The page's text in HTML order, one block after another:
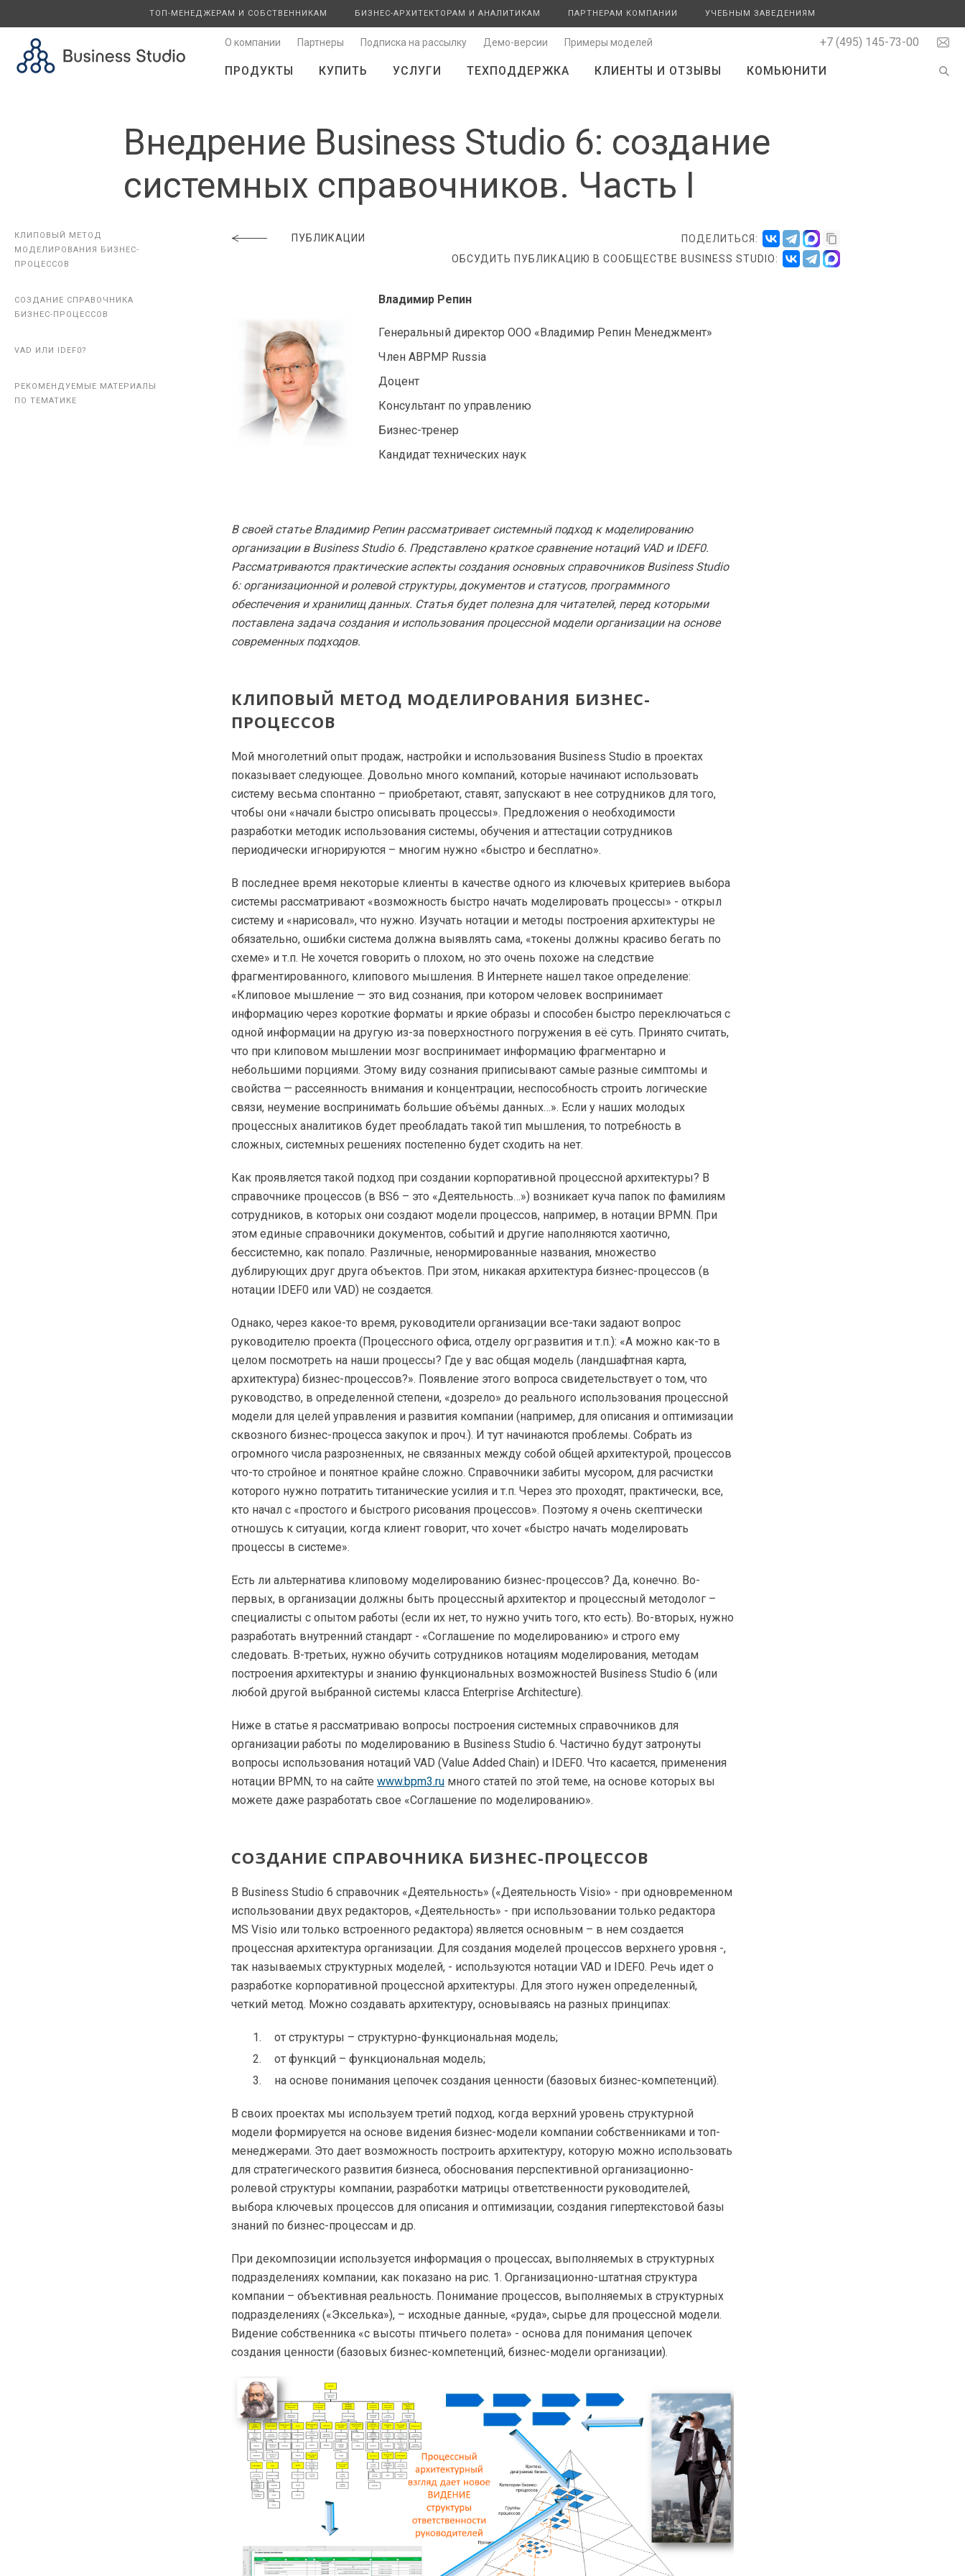
ТОП-МЕНЕДЖЕРАМ И СОБСТВЕННИКАМ БИЗНЕС-АРХИТЕКТОРАМ И АНАЛИТИКАМ ПАРТНЕРАМ КОМПАНИИ УЧЕБНЫМ ЗАВЕДЕНИЯМ
+7 (495) 145-73-00
О компании Партнеры Подписка на рассылку Демо-версии Примеры моделей
ПРОДУКТЫ КУПИТЬ УСЛУГИ ТЕХПОДДЕРЖКА КЛИЕНТЫ И ОТЗЫВЫ КОМЬЮНИТИ
Внедрение Business Studio 6: создание
системных справочников. Часть I
КЛИПОВЫЙ МЕТОД
МОДЕЛИРОВАНИЯ БИЗНЕС-
ПРОЦЕССОВ
СОЗДАНИЕ СПРАВОЧНИКА
БИЗНЕС-ПРОЦЕССОВ
VAD ИЛИ IDEF0?
РЕКОМЕНДУЕМЫЕ МАТЕРИАЛЫ
ПО ТЕМАТИКЕ
КЛИПОВЫЙ МЕТОД
МОДЕЛИРОВАНИЯ БИЗНЕС-
ПРОЦЕССОВ
СОЗДАНИЕ СПРАВОЧНИКА
БИЗНЕС-ПРОЦЕССОВ
VAD ИЛИ IDEF0?
РЕКОМЕНДУЕМЫЕ МАТЕРИАЛЫ
ПО ТЕМАТИКЕ
ПУБЛИКАЦИИ
ПОДЕЛИТЬСЯ:
ОБСУДИТЬ ПУБЛИКАЦИЮ В СООБЩЕСТВЕ BUSINESS STUDIO:
Владимир Репин
Генеральный директор ООО «Владимир Репин Менеджмент»
Член ABPMP Russia
Доцент
Консультант по управлению
Бизнес-тренер
Кандидат технических наук
В своей статье Владимир Репин рассматривает системный подход к моделированию
организации в Business Studio 6. Представлено краткое сравнение нотаций VAD и IDEF0.
Рассматриваются практические аспекты создания основных справочников Business Studio
6: организационной и ролевой структуры, документов и статусов, программного
обеспечения и хранилищ данных. Статья будет полезна для читателей, перед которыми
поставлена задача создания и использования процессной модели организации на основе
современных подходов.
КЛИПОВЫЙ МЕТОД МОДЕЛИРОВАНИЯ БИЗНЕС-
ПРОЦЕССОВ
Мой многолетний опыт продаж, настройки и использования Business Studio в проектах
показывает следующее. Довольно много компаний, которые начинают использовать
систему весьма спонтанно – приобретают, ставят, запускают в нее сотрудников для того,
чтобы они «начали быстро описывать процессы». Предложения о необходимости
разработки методик использования системы, обучения и аттестации сотрудников
периодически игнорируются – многим нужно «быстро и бесплатно».
В последнее время некоторые клиенты в качестве одного из ключевых критериев выбора
системы рассматривают «возможность быстро начать моделировать процессы» - открыл
систему и «нарисовал», что нужно. Изучать нотации и методы построения архитектуры не
обязательно, ошибки система должна выявлять сама, «токены должны красиво бегать по
схеме» и т.п. Не хочется говорить о плохом, но это очень похоже на следствие
фрагментированного, клипового мышления. В Интернете нашел такое определение:
«Клиповое мышление — это вид сознания, при котором человек воспринимает
информацию через короткие форматы и яркие образы и способен быстро переключаться с
одной информации на другую из-за поверхностного погружения в её суть. Принято считать,
что при клиповом мышлении мозг воспринимает информацию фрагментарно и
небольшими порциями. Этому виду сознания приписывают самые разные симптомы и
свойства — рассеянность внимания и концентрации, неспособность строить логические
связи, неумение воспринимать большие объёмы данных…». Если у наших молодых
процессных аналитиков будет преобладать такой тип мышления, то потребность в
сложных, системных решениях постепенно будет сходить на нет.
Как проявляется такой подход при создании корпоративной процессной архитектуры? В
справочнике процессов (в BS6 – это «Деятельность…») возникает куча папок по фамилиям
сотрудников, в которых они создают модели процессов, например, в нотации BPMN. При
этом единые справочники документов, событий и другие наполняются хаотично,
бессистемно, как попало. Различные, ненормированные названия, множество
дублирующих друг друга объектов. При этом, никакая архитектура бизнес-процессов (в
нотации IDEF0 или VAD) не создается.
Однако, через какое-то время, руководители организации все-таки задают вопрос
руководителю проекта (Процессного офиса, отделу орг.развития и т.п.): «А можно как-то в
целом посмотреть на наши процессы? Где у вас общая модель (ландшафтная карта,
архитектура) бизнес-процессов?». Появление этого вопроса свидетельствует о том, что
руководство, в определенной степени, «дозрело» до реального использования процессной
модели для целей управления и развития компании (например, для описания и оптимизации
сквозного бизнес-процесса закупок и проч.). И тут начинаются проблемы. Собрать из
огромного числа разрозненных, не связанных между собой общей архитектурой, процессов
что-то стройное и понятное крайне сложно. Справочники забиты мусором, для расчистки
которого нужно потратить титанические усилия и т.п. Через это проходят, практически, все,
кто начал с «простого и быстрого рисования процессов». Поэтому я очень скептически
отношусь к ситуации, когда клиент говорит, что хочет «быстро начать моделировать
процессы в системе».
Есть ли альтернатива клиповому моделированию бизнес-процессов? Да, конечно. Во-
первых, в организации должны быть процессный архитектор и процессный методолог –
специалисты с опытом работы (если их нет, то нужно учить того, кто есть). Во-вторых, нужно
разработать внутренний стандарт - «Соглашение по моделированию» и строго ему
следовать. В-третьих, нужно обучить сотрудников нотациям моделирования, методам
построения архитектуры и знанию функциональных возможностей Business Studio 6 (или
любой другой выбранной системы класса Enterprise Architecture).
Ниже в статье я рассматриваю вопросы построения системных справочников для
организации работы по моделированию в Business Studio 6. Частично будут затронуты
вопросы использования нотаций VAD (Value Added Chain) и IDEF0. Что касается, применения
нотации BPMN, то на сайте www.bpm3.ru много статей по этой теме, на основе которых вы
можете даже разработать свое «Соглашение по моделированию».
СОЗДАНИЕ СПРАВОЧНИКА БИЗНЕС-ПРОЦЕССОВ
В Business Studio 6 справочник «Деятельность» («Деятельность Visio» - при одновременном
использовании двух редакторов, «Деятельность» - при использовании только редактора
MS Visio или только встроенного редактора) является основным – в нем создается
процессная архитектура организации. Для создания моделей процессов верхнего уровня -,
так называемых структурных моделей, - используются нотации VAD и IDEF0. Речь идет о
разработке корпоративной процессной архитектуры. Для этого нужен определенный,
четкий метод. Можно создавать архитектуру, основываясь на разных принципах:
от структуры – структурно-функциональная модель;
от функций – функциональная модель;
на основе понимания цепочек создания ценности (базовых бизнес-компетенций).
В своих проектах мы используем третий подход, когда верхний уровень структурной
модели формируется на основе видения бизнес-модели компании собственниками и топ-
менеджерами. Это дает возможность построить архитектуру, которую можно использовать
для стратегического развития бизнеса, обоснования перспективной организационно-
ролевой структуры компании, разработки матрицы ответственности руководителей,
выбора ключевых процессов для описания и оптимизации, создания гипертекстовой базы
знаний по бизнес-процессам и др.
При декомпозиции используется информация о процессах, выполняемых в структурных
подразделениях компании, как показано на рис. 1. Организационно-штатная структура
компании – объективная реальность. Понимание процессов, выполняемых в структурных
подразделениях («Экселька»), – исходные данные, «руда», сырье для процессной модели.
Видение собственника «с высоты птичьего полета» - основа для понимания цепочек
создания ценности (базовых бизнес-компетенций, бизнес-модели организации).